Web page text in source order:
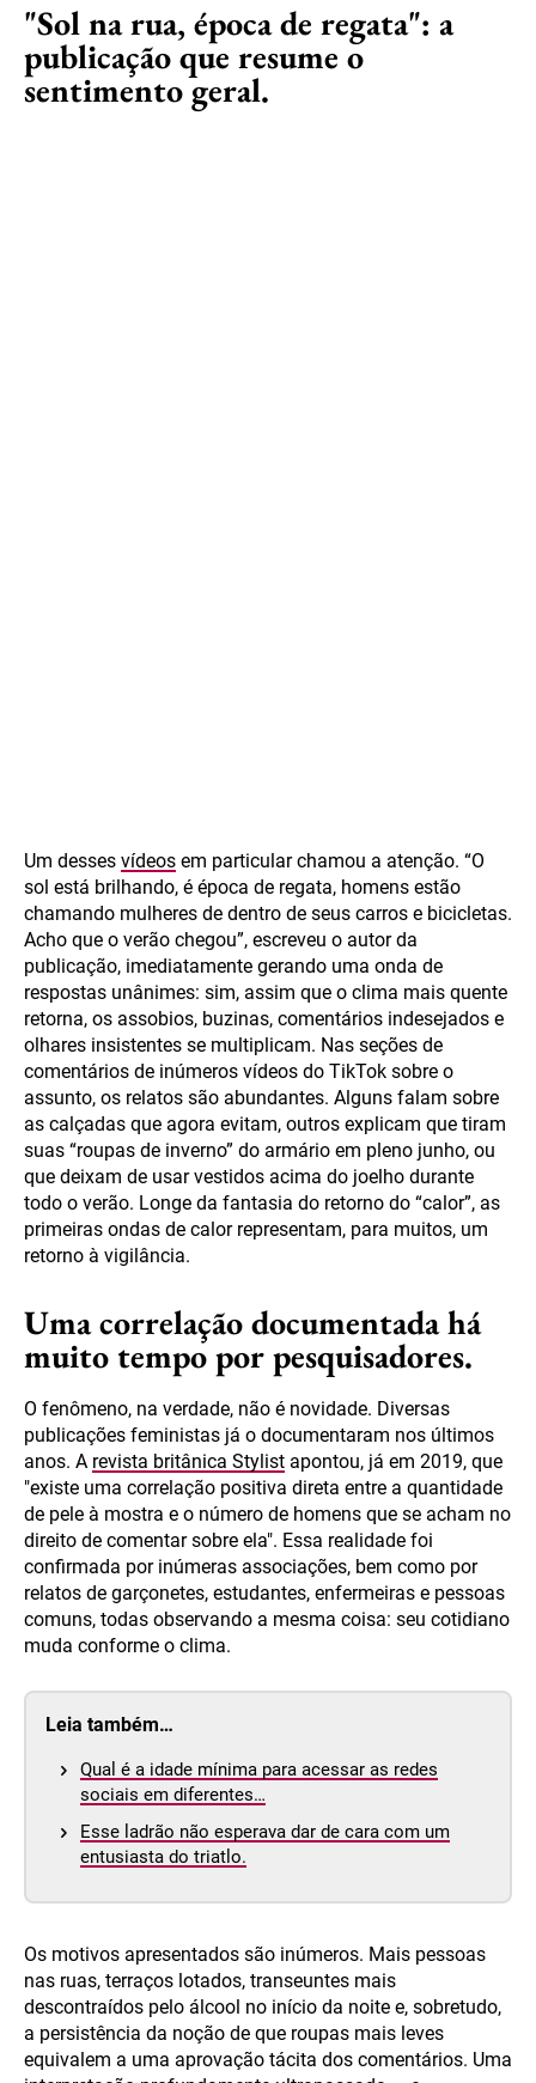
"Sol na rua, época de regata": a
publicação que resume o
sentimento geral.
Um desses vídeos em particular chamou a atenção. “O
sol está brilhando, é época de regata, homens estão
chamando mulheres de dentro de seus carros e bicicletas.
Acho que o verão chegou”, escreveu o autor da
publicação, imediatamente gerando uma onda de
respostas unânimes: sim, assim que o clima mais quente
retorna, os assobios, buzinas, comentários indesejados e
olhares insistentes se multiplicam. Nas seções de
comentários de inúmeros vídeos do TikTok sobre o
assunto, os relatos são abundantes. Alguns falam sobre
as calçadas que agora evitam, outros explicam que tiram
suas “roupas de inverno” do armário em pleno junho, ou
que deixam de usar vestidos acima do joelho durante
todo o verão. Longe da fantasia do retorno do “calor”, as
primeiras ondas de calor representam, para muitos, um
retorno à vigilância.
Uma correlação documentada há
muito tempo por pesquisadores.
O fenômeno, na verdade, não é novidade. Diversas
publicações feministas já o documentaram nos últimos
anos. A revista britânica Stylist apontou, já em 2019, que
"existe uma correlação positiva direta entre a quantidade
de pele à mostra e o número de homens que se acham no
direito de comentar sobre ela". Essa realidade foi
confirmada por inúmeras associações, bem como por
relatos de garçonetes, estudantes, enfermeiras e pessoas
comuns, todas observando a mesma coisa: seu cotidiano
muda conforme o clima.
Leia também…
Qual é a idade mínima para acessar as redes
sociais em diferentes…
Esse ladrão não esperava dar de cara com um
entusiasta do triatlo.
Os motivos apresentados são inúmeros. Mais pessoas
nas ruas, terraços lotados, transeuntes mais
descontraídos pelo álcool no início da noite e, sobretudo,
a persistência da noção de que roupas mais leves
equivalem a uma aprovação tácita dos comentários. Uma